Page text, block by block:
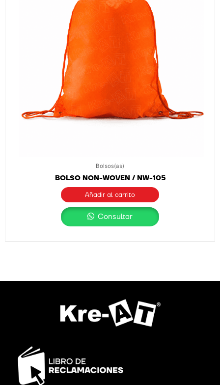
Bolsos(as)
BOLSO NON-WOVEN / NW-105
Añadir al carrito
Consultar